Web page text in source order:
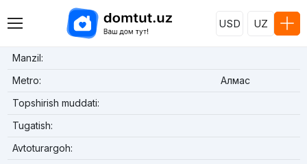
USD UZ
Manzil:
Metro:
Алмас
Topshirish muddati:
Tugatish:
Avtoturargoh: